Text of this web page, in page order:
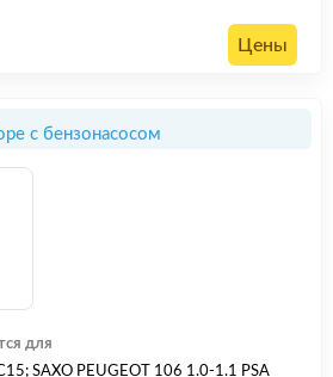
Цены
с бензонасосом
для
CITROEN C15; SAXO PEUGEOT 106 1.0-1.1 PSA